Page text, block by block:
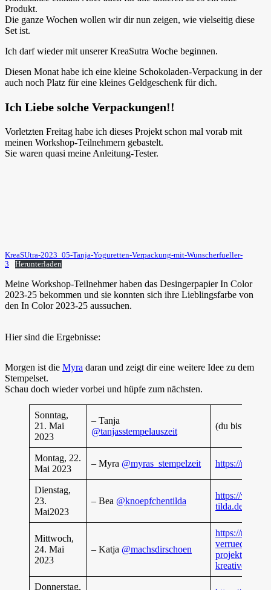
Produkt.
Die ganze Wochen wollen wir dir nun zeigen, wie vielseitig diese
Set ist.
Ich darf wieder mit unserer KreaSutra Woche beginnen.
Diesen Monat habe ich eine kleine Schokoladen-Verpackung in der
auch noch Platz für eine kleines Geldgeschenk für dich.
Ich Liebe solche Verpackungen!!
Vorletzten Freitag habe ich dieses Projekt schon mal vorab mit
meinen Workshop-Teilnehmern gebastelt.
Sie waren quasi meine Anleitung-Tester.
KreaSUtra-2023_05-Tanja-Yoguretten-Verpackung-mit-Wunscherfueller-
3
Herunterladen
Meine Workshop-Teilnehmer haben das Desingerpapier In Color
2023-25 bekommen und sie konnten sich ihre Lieblingsfarbe von
den In Color 2023-25 aussuchen.
Hier sind die Ergebnisse:
Morgen ist die Myra daran und zeigt dir eine weitere Idee zu dem
Stempelset.
Schau doch wieder vorbei und hüpfe zum nächsten.
Sonntag,
21. Mai
2023
– Tanja
@tanjasstempelauszeit
(du bist
Montag, 22.
Mai 2023
– Myra @myras_stempelzeit https://myras-
Dienstag,
23.
Mai2023
– Bea @knoepfchentilda
https://
tilda.de/post/
Mittwoch,
24. Mai
2023
– Katja @machsdirschoen
https://
verrueckt-
projekte-mit-
kreativen-
Donnerstag,